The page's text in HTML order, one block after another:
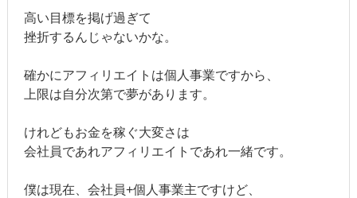
高い目標を掲げ過ぎて
挫折するんじゃないかな。
確かにアフィリエイトは個人事業ですから、
上限は自分次第で夢があります。
けれどもお金を稼ぐ大変さは
会社員であれアフィリエイトであれ一緒です。
僕は現在、会社員+個人事業主ですけど、